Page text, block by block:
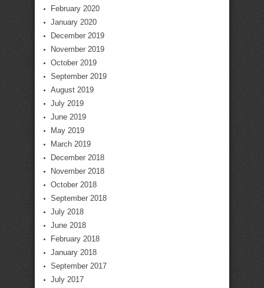
February 2020
January 2020
December 2019
November 2019
October 2019
September 2019
August 2019
July 2019
June 2019
May 2019
March 2019
December 2018
November 2018
October 2018
September 2018
July 2018
June 2018
February 2018
January 2018
September 2017
July 2017